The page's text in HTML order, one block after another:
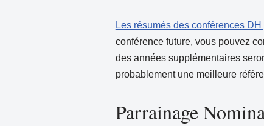
Les résumés des conférences
conférence future, vous pouvez
des années supplémentaires
probablement une meilleure
Parrainage